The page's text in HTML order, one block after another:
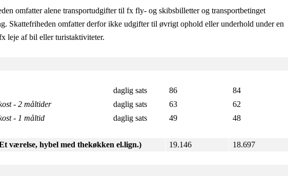
omfatter alene transportudgifter til fx fly- og skibsbilletter og transportbetinget
Skattefriheden omfatter derfor ikke udgifter til øvrigt ophold eller underhold under en
leje af bil eller turistaktiviteter.
daglig sats 86
84
- 2 måltider
daglig sats 63
62
- 1 måltid
daglig sats 49 48
værelse, hybel med thekøkken el.lign.) 19.146 18.697